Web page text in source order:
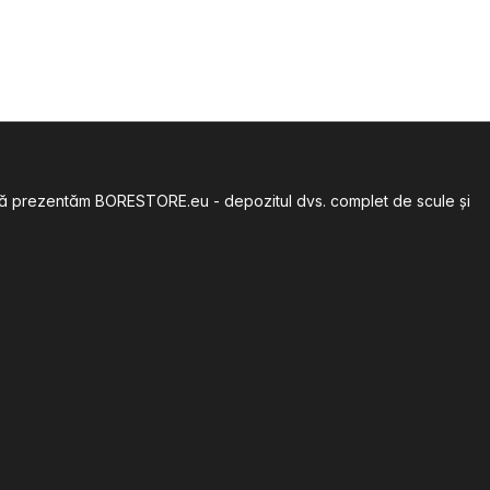
BORESTORE.eu - depozitul dvs. complet de scule și